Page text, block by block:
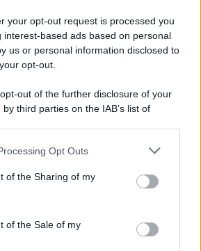
your opt-out request is processed you
interest-based ads based on personal
us or personal information disclosed to
opt-out.
out of the further disclosure of your
third parties on the IAB’s list of
also be disclosed by us to third parties
parties.
website/app uses one or more Google
and store information including but
or usage behaviour. You may click to
Opt Outs
of the Sharing of my
of the Sale of my